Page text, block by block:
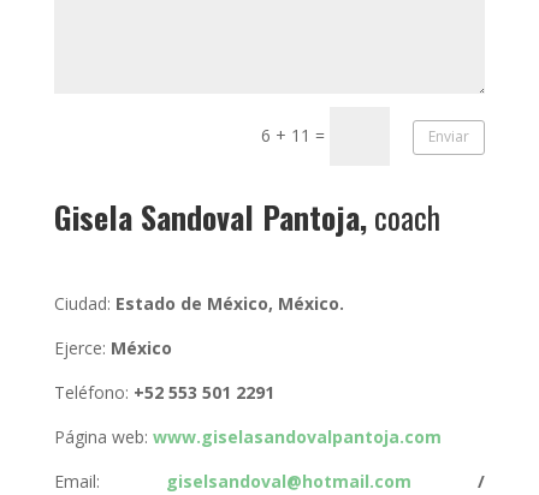
6 + 11 = Enviar
Gisela Sandoval Pantoja,coach
Ciudad: Estado de México, México.
Ejerce: México
Teléfono: +52 553 501 2291
Página web: www.giselasandovalpantoja.com
Email:
giselsandoval@hotmail.com /